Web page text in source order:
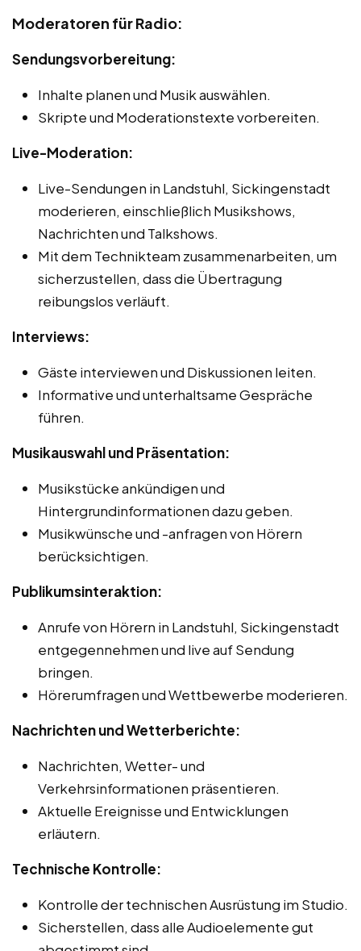
Moderatoren für Radio:
Sendungsvorbereitung:
Inhalte planen und Musik auswählen.
Skripte und Moderationstexte vorbereiten.
Live-Moderation:
Live-Sendungen in Landstuhl, Sickingenstadt
moderieren, einschließlich Musikshows,
Nachrichten und Talkshows.
Mit dem Technikteam zusammenarbeiten, um
sicherzustellen, dass die Übertragung
reibungslos verläuft.
Interviews:
Gäste interviewen und Diskussionen leiten.
Informative und unterhaltsame Gespräche
führen.
Musikauswahl und Präsentation:
Musikstücke ankündigen und
Hintergrundinformationen dazu geben.
Musikwünsche und -anfragen von Hörern
berücksichtigen.
Publikumsinteraktion:
Anrufe von Hörern in Landstuhl, Sickingenstadt
entgegennehmen und live auf Sendung
bringen.
Hörerumfragen und Wettbewerbe moderieren.
Nachrichten und Wetterberichte:
Nachrichten, Wetter- und
Verkehrsinformationen präsentieren.
Aktuelle Ereignisse und Entwicklungen
erläutern.
Technische Kontrolle:
Kontrolle der technischen Ausrüstung im Studio.
Sicherstellen, dass alle Audioelemente gut